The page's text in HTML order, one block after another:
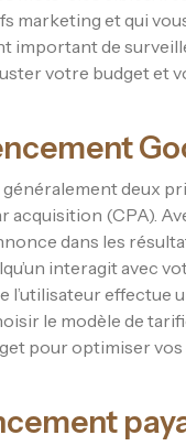
marketing et qui
important de
votre budget et
deux
(CPA).
dans les
interagit avec
effectue
le modèle de
pour optimiser